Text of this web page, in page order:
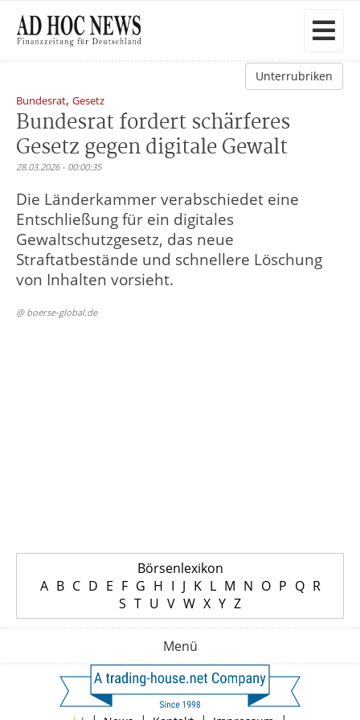
Unterrubriken
Bundesrat, Gesetz
Bundesrat fordert schärferes
Gesetz gegen digitale Gewalt
28.03.2026 - 00:00:35
Die Länderkammer verabschiedet eine
Entschließung für ein digitales
Gewaltschutzgesetz, das neue
Straftatbestände und schnellere Löschung
von Inhalten vorsieht.
@ boerse-global.de
Börsenlexikon
A B C D E F G H I J K L M N O P Q R
S T U V W X Y Z
Menü